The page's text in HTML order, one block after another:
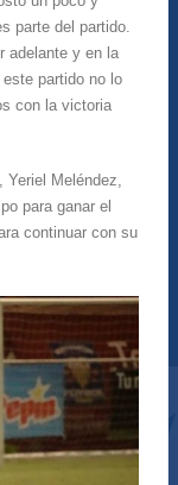
parte del partido.
adelante y en la
partido no lo
con la victoria
Yeriel Meléndez,
para ganar el
continuar con su